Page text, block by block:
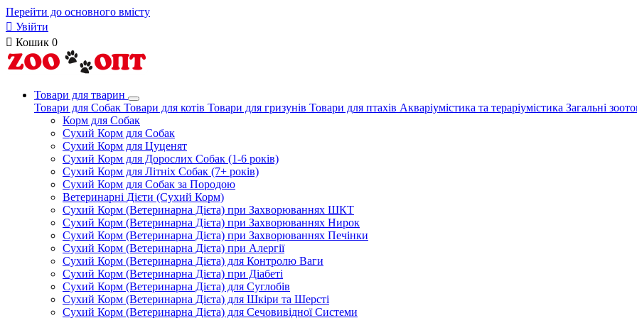
Перейти до основного вмісту
 Увійти
 Кошик 0
Товари для тварин
Товари для Собак Товари для котів Товари для гризунів Товари для птахів Акваріумістика та тераріумістика Загальні
Корм для Собак
Сухий Корм для Собак
Сухий Корм для Цуценят
Сухий Корм для Дорослих Собак (1-6 років)
Сухий Корм для Літніх Собак (7+ років)
Сухий Корм для Собак за Породою
Ветеринарні Дієти (Сухий Корм)
Сухий Корм (Ветеринарна Дієта) при Захворюваннях ШКТ
Сухий Корм (Ветеринарна Дієта) при Захворюваннях Нирок
Сухий Корм (Ветеринарна Дієта) при Захворюваннях Печінки
Сухий Корм (Ветеринарна Дієта) при Алергії
Сухий Корм (Ветеринарна Дієта) для Контролю Ваги
Сухий Корм (Ветеринарна Дієта) при Діабеті
Сухий Корм (Ветеринарна Дієта) для Суглобів
Сухий Корм (Ветеринарна Дієта) для Шкіри та Шерсті
Сухий Корм (Ветеринарна Дієта) для Сечовивідної Системи